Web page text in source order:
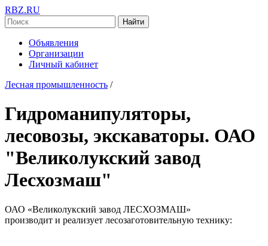
RBZ.RU
Найти
Объявления
Организации
Личный кабинет
Лесная промышленность /
Гидроманипуляторы,
лесовозы, экскаваторы. ОАО
"Великолукский завод
Лесхозмаш"
ОАО «Великолукский завод ЛЕСХОЗМАШ»
производит и реализует лесозаготовительную технику: